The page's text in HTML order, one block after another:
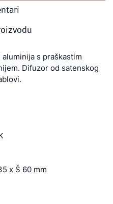
s praškastim
Difuzor od satenskog
x Š 60 mm